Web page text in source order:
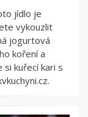
jídlo je
vykouzlit
jogurtová
koření a
kuřecí kari s